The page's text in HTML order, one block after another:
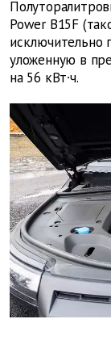
Power B15F
исключительно
уложенную в
на 56 кВт∙ч.